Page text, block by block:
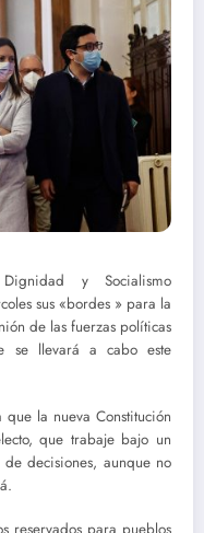
y Socialismo
sus «bordes » para la
de las fuerzas políticas
se llevará a cabo este
que la nueva Constitución
que trabaje bajo un
decisiones, aunque no